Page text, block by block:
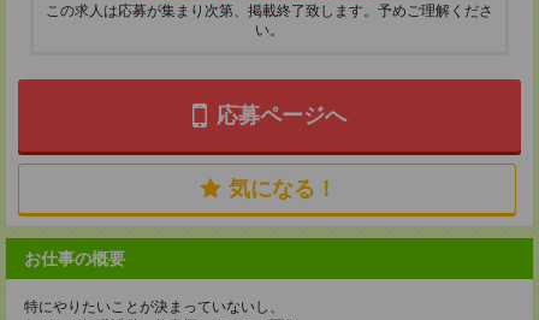
この求人は応募が集まり次第、掲載終了致します。予めご理解くださ
い。
応募ページへ
気になる！
お仕事の概要
特にやりたいことが決まっていないし、